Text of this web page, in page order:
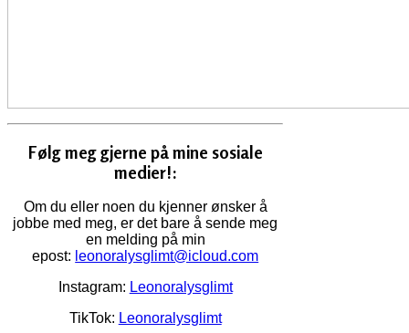
Følg meg gjerne på mine sosiale
medier!:
Om du eller noen du kjenner ønsker å
jobbe med meg, er det bare å sende meg
en melding på min
epost: leonoralysglimt@icloud.com
Instagram: Leonoralysglimt
TikTok: Leonoralysglimt